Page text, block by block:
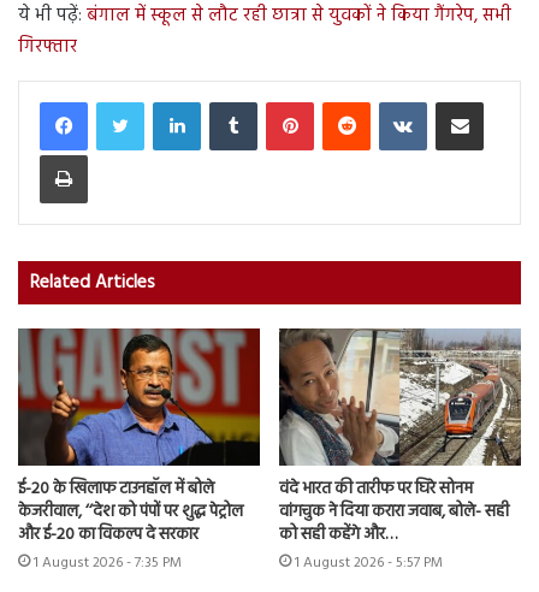
ये भी पढ़ें: बंगाल में स्कूल से लौट रही छात्रा से युवकों ने किया गैंगरेप, सभी
गिरफ्तार
LinkedInTumblr PinterestReddit VKontakteShare via Email
Print
Related Articles
ई-20 के खिलाफ टाउनहॉल में बोले
केजरीवाल, ‘‘देश को पंपों पर शुद्ध पेट्रोल
और ई-20 का विकल्प दे सरकार
1 August 2026 - 7:35 PM
वंदे भारत की तारीफ पर घिरे सोनम
वांगचुक ने दिया करारा जवाब, बोले- सही
को सही कहेंगे और…
1 August 2026 - 5:57 PM